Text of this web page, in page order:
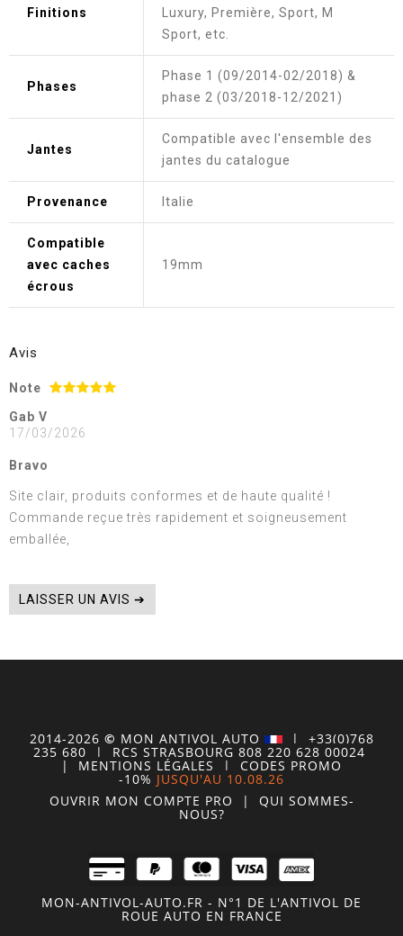
Finitions
Luxury, Première, Sport, M
Sport, etc.
Phases
Phase 1 (09/2014-02/2018) &
phase 2 (03/2018-12/2021)
Jantes
Compatible avec l'ensemble des
jantes du catalogue
Provenance Italie
Compatible
avec caches
écrous
19mm
Avis
Note
Gab V
17/03/2026
Bravo
Site clair, produits conformes et de haute qualité !
Commande reçue très rapidement et soigneusement
emballée,
LAISSER UN AVIS ➔
2014-2026 © MON ANTIVOL AUTO | +33(0)768
235 680 | RCS STRASBOURG 808 220 628 00024
| MENTIONS LÉGALES | CODES PROMO
-10% JUSQU'AU 10.08.26
OUVRIR MON COMPTE PRO | QUI SOMMES-
NOUS?
MON-ANTIVOL-AUTO.FR - N°1 DE L'ANTIVOL DE
ROUE AUTO EN FRANCE